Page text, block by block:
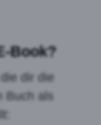
Book?
dir die
Buch als